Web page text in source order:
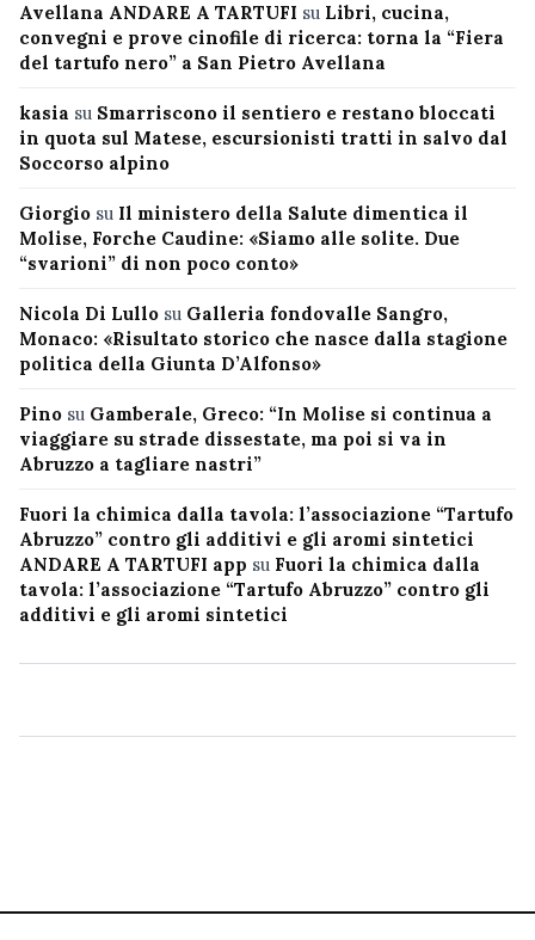
Avellana ANDARE A TARTUFI su Libri, cucina,
convegni e prove cinofile di ricerca: torna la “Fiera
del tartufo nero” a San Pietro Avellana
kasia su Smarriscono il sentiero e restano bloccati
in quota sul Matese, escursionisti tratti in salvo dal
Soccorso alpino
Giorgio su Il ministero della Salute dimentica il
Molise, Forche Caudine: «Siamo alle solite. Due
“svarioni” di non poco conto»
Nicola Di Lullo su Galleria fondovalle Sangro,
Monaco: «Risultato storico che nasce dalla stagione
politica della Giunta D’Alfonso»
Pino su Gamberale, Greco: “In Molise si continua a
viaggiare su strade dissestate, ma poi si va in
Abruzzo a tagliare nastri”
Fuori la chimica dalla tavola: l’associazione “Tartufo
Abruzzo” contro gli additivi e gli aromi sintetici
ANDARE A TARTUFI app su Fuori la chimica dalla
tavola: l’associazione “Tartufo Abruzzo” contro gli
additivi e gli aromi sintetici